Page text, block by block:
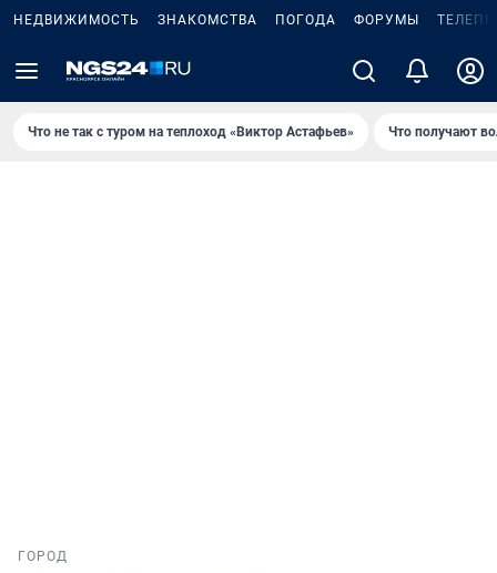
НЕДВИЖИМОСТЬ ЗНАКОМСТВА ПОГОДА ФОРУМЫ
Что не так с туром на теплоход «Виктор Астафьев» Что получают
ГОРОД